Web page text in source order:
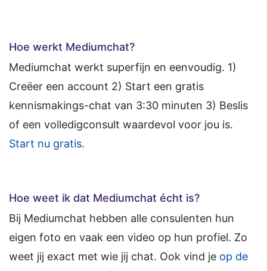
Hoe werkt Mediumchat?
Mediumchat werkt superfijn en eenvoudig. 1)
Creëer een account 2) Start een gratis
kennismakings-chat van 3:30 minuten 3) Beslis
of een volledigconsult waardevol voor jou is.
Start nu gratis.
Hoe weet ik dat Mediumchat écht is?
Bij Mediumchat hebben alle consulenten hun
eigen foto en vaak een video op hun profiel. Zo
weet jij exact met wie jij chat. Ook vind je op de